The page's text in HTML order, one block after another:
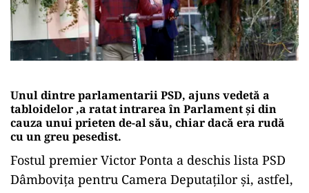
Unul dintre parlamentarii PSD, ajuns vedetă a
tabloidelor ,a ratat intrarea în Parlament și din
cauza unui prieten de-al său, chiar dacă era rudă
cu un greu pesedist.
Fostul premier Victor Ponta a deschis lista PSD
Dâmbovița pentru Camera Deputaților și, astfel,